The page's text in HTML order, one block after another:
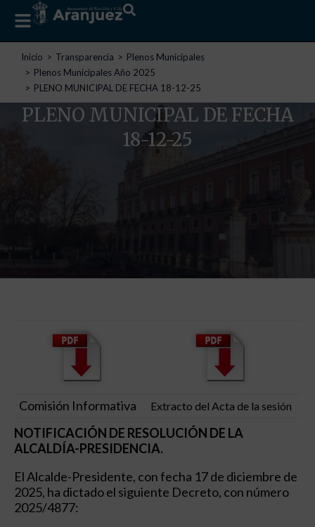
Estás aquí:
Inicio Transparencia
Plenos Municipales
Plenos Municipales Año 2025
PLENO MUNICIPAL DE FECHA 18-12-25
PLENO MUNICIPAL DE FECHA
18-12-25
Comisión Informativa Extracto del Acta de la sesión
NOTIFICACIÓN DE RESOLUCIÓN DE LA
ALCALDÍA-PRESIDENCIA.
El Alcalde-Presidente, con fecha 17 de diciembre de
2025, ha dictado el siguiente Decreto, con número
2025/4877: